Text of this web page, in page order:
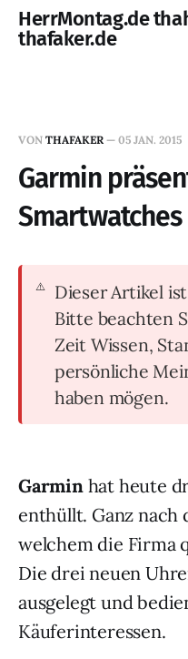
HerrMontag.de
thafaker.de
VON THAFAKER — 05 JAN. 2015
Garmin
Smartwatches
Dieser Artikel
Bitte beachten
Zeit Wissen,
persönliche
haben mögen.
Garminhat heute
enthüllt. Ganz nach
welchem die Firma
Die drei neuen
ausgelegt und
Käuferinteressen.